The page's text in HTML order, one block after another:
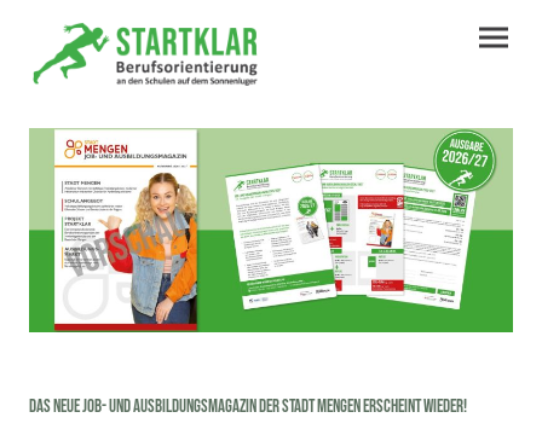
Das neue Job- und Ausbildungsmagazin der Stadt Mengen erscheint wieder!